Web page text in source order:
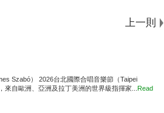
上一則
Szabó） 2026台北國際合唱音樂節（Taipei
自歐洲、亞洲及拉丁美洲的世界級指揮家... Read